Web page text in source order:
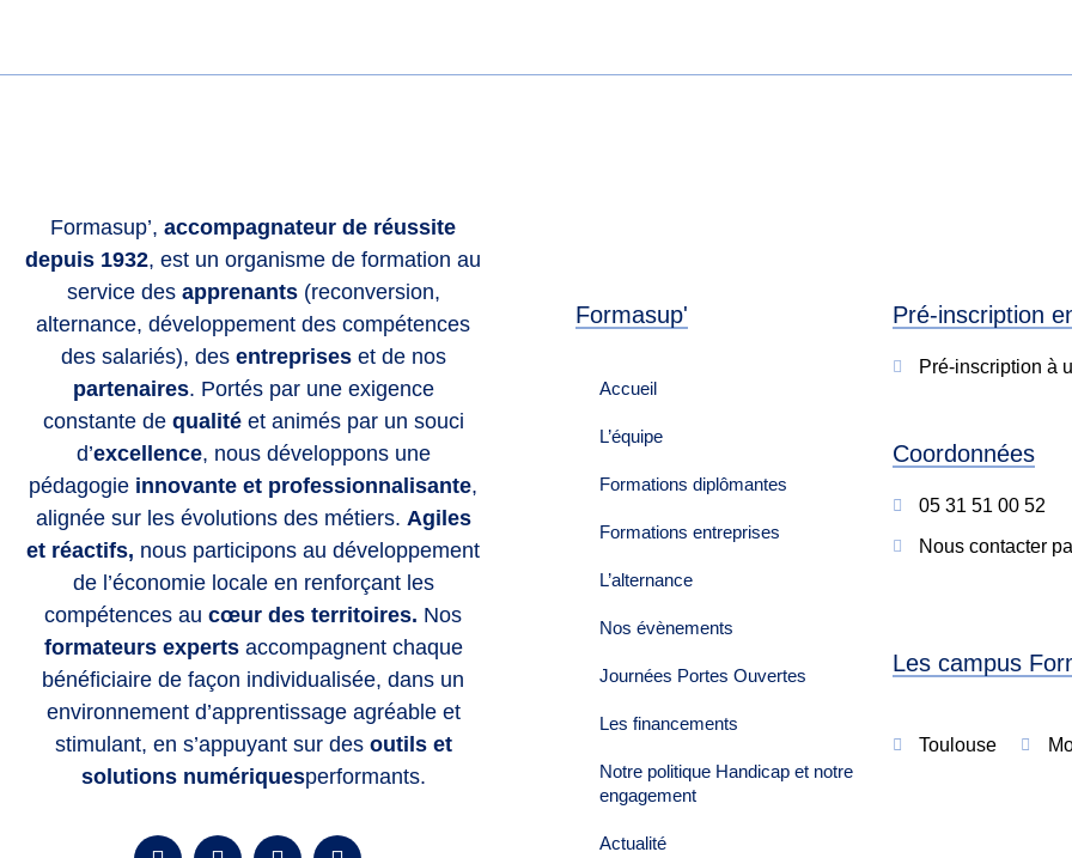
Formasup’,accompagnateur de réussite
depuis 1932, est un organisme de formation au
service des apprenants(reconversion,
alternance, développement des compétences
des salariés), des entrepriseset de nos
partenaires. Portés par une exigence
constante de qualitéet animés par un souci
d’excellence, nous développons une
pédagogie innovante et professionnalisante,
alignée sur les évolutions des métiers. Agiles
et réactifs, nous participons au développement
de l’économie locale en renforçant les
compétences au cœur des territoires. Nos
formateurs expertsaccompagnent chaque
bénéficiaire de façon individualisée, dans un
environnement d’apprentissage agréable et
stimulant, en s’appuyant sur des outils et
solutions numériquesperformants.
Formasup'
Accueil
L’équipe
Formations diplômantes
Formations entreprises
L’alternance
Nos évènements
Journées Portes Ouvertes
Les financements
Notre politique Handicap et notre
engagement
Actualité
Pré-inscription
Pré-inscription à
Coordonnées
05 31 51 00 52
Nous contacter
Les campus
Toulouse